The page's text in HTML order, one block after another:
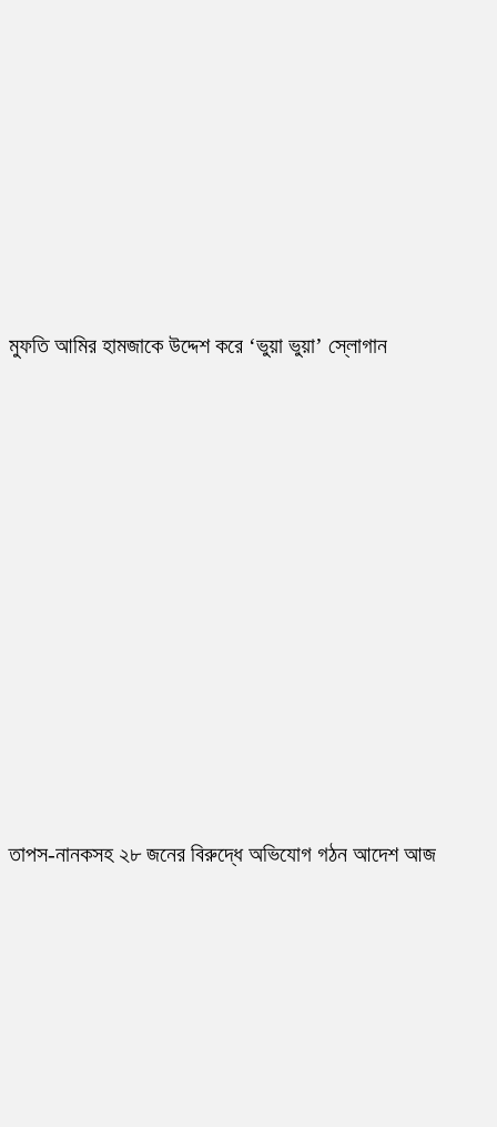
মুফতি আমির হামজাকে উদ্দেশ করে ‘ভুয়া ভুয়া’ স্লোগান
তাপস-নানকসহ ২৮ জনের বিরুদ্ধে অভিযোগ গঠন আদেশ আজ